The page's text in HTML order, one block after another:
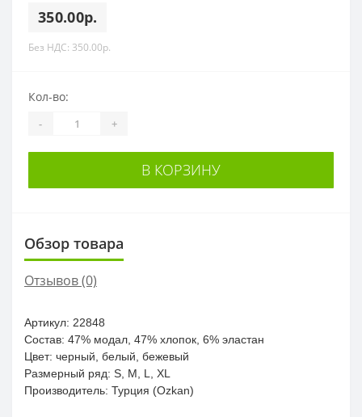
350.00р.
Без НДС: 350.00р.
Кол-во:
- +
В КОРЗИНУ
Обзор товара
Отзывов (0)
Артикул: 22848
Состав: 47% модал, 47% хлопок, 6% эластан
Цвет: черный, белый, бежевый
Размерный ряд: S, M, L, XL
Производитель: Турция (Ozkan)